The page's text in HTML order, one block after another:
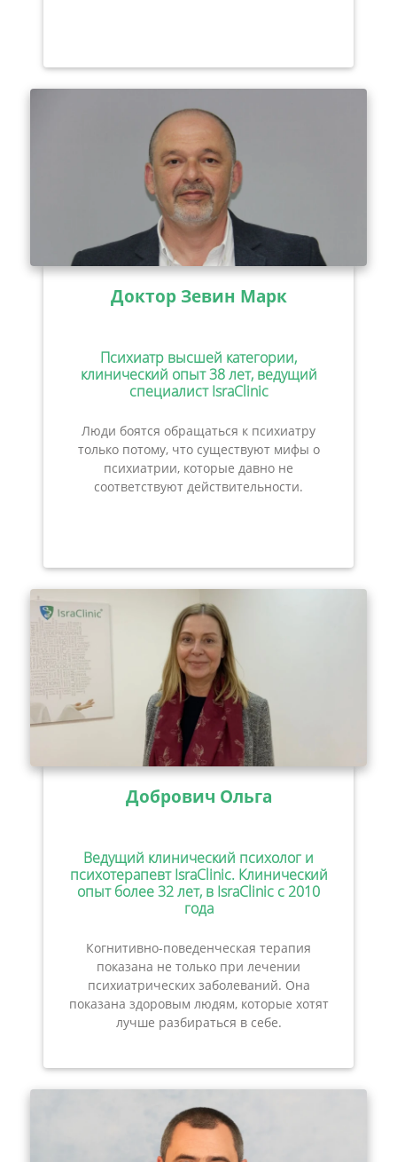
Доктор Зевин Марк
Психиатр высшей категории,
клинический опыт 38 лет, ведущий
специалист IsraClinic
Люди боятся обращаться к психиатру
только потому, что существуют мифы о
психиатрии, которые давно не
соответствуют действительности.
Добрович Ольга
Ведущий клинический психолог и
психотерапевт IsraClinic. Клинический
опыт более 32 лет, в IsraClinic с 2010
года
Когнитивно-поведенческая терапия
показана не только при лечении
психиатрических заболеваний. Она
показана здоровым людям, которые хотят
лучше разбираться в себе.